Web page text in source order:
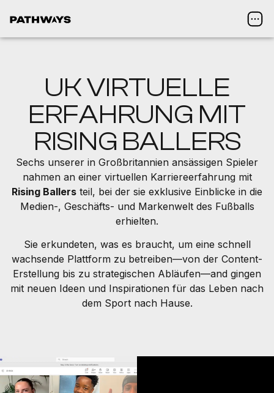
UK VIRTUELLE
ERFAHRUNG MIT
RISING BALLERS
Sechs unserer in Großbritannien ansässigen Spieler
nahmen an einer virtuellen Karriereerfahrung mit
Rising Ballers teil, bei der sie exklusive Einblicke in die
Medien-, Geschäfts- und Markenwelt des Fußballs
erhielten.
Sie erkundeten, was es braucht, um eine schnell
wachsende Plattform zu betreiben—von der Content-
Erstellung bis zu strategischen Abläufen—and gingen
mit neuen Ideen und Inspirationen für das Leben nach
dem Sport nach Hause.